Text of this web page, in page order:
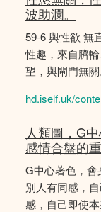
波助瀾。
59-6 與性欲 無
性趣，來自臍
望，與閘門無關
hd.iself.uk/
人類圖，G
感情合盤的重
G中心著色，
別人有同感，
感，自己即使